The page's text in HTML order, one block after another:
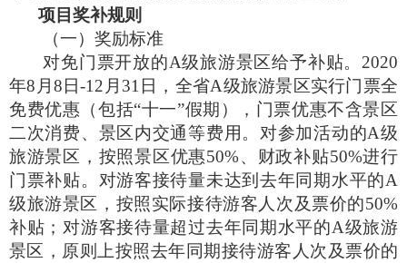
项目奖补规则
（一）奖励标准
对免门票开放的A级旅游景区给予补贴。 2020
年8 月 8 日-12 月 31 日，全省A级旅游景区实行门票全
免费优惠（包括“十一”假期），门票优惠不含景区
二次消费、景区内交通等费用。对参加活动的A级
旅游景区，按照景区优惠50%、财政补贴50%进行
门票补贴。对游客接待量未达到去年同期水平的A
级旅游景区，按照实际接待游客人次及票价的50%
补贴；对游客接待量超过去年同期水平的A级旅游
景区，原则上按照去年同期接待游客人次及票价的